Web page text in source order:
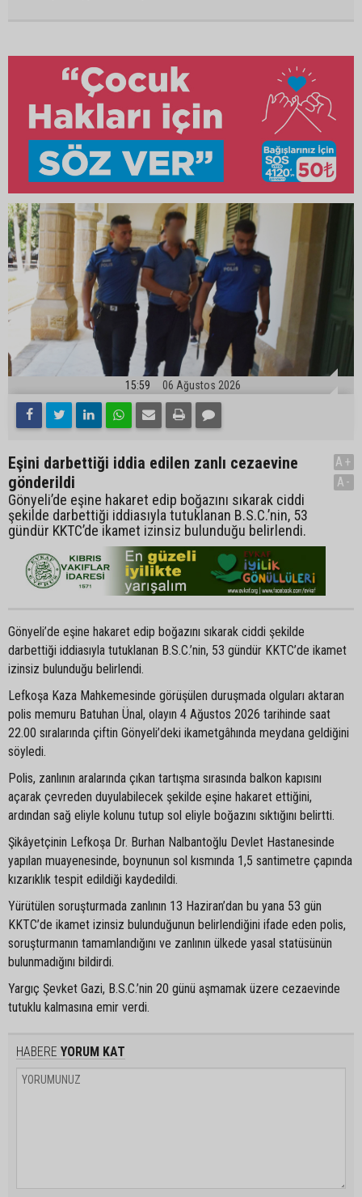
15:59 06 Ağustos 2026
Eşini darbettiği iddia edilen zanlı cezaevine
gönderildi
Gönyeli’de eşine hakaret edip boğazını sıkarak ciddi
şekilde darbettiği iddiasıyla tutuklanan B.S.C.’nin, 53
gündür KKTC’de ikamet izinsiz bulunduğu belirlendi.
A+
A-
Gönyeli’de eşine hakaret edip boğazını sıkarak ciddi şekilde
darbettiği iddiasıyla tutuklanan B.S.C.’nin, 53 gündür KKTC’de ikamet
izinsiz bulunduğu belirlendi.
Lefkoşa Kaza Mahkemesinde görüşülen duruşmada olguları aktaran
polis memuru Batuhan Ünal, olayın 4 Ağustos 2026 tarihinde saat
22.00 sıralarında çiftin Gönyeli’deki ikametgâhında meydana geldiğini
söyledi.
Polis, zanlının aralarında çıkan tartışma sırasında balkon kapısını
açarak çevreden duyulabilecek şekilde eşine hakaret ettiğini,
ardından sağ eliyle kolunu tutup sol eliyle boğazını sıktığını belirtti.
Şikâyetçinin Lefkoşa Dr. Burhan Nalbantoğlu Devlet Hastanesinde
yapılan muayenesinde, boynunun sol kısmında 1,5 santimetre çapında
kızarıklık tespit edildiği kaydedildi.
Yürütülen soruşturmada zanlının 13 Haziran’dan bu yana 53 gün
KKTC’de ikamet izinsiz bulunduğunun belirlendiğini ifade eden polis,
soruşturmanın tamamlandığını ve zanlının ülkede yasal statüsünün
bulunmadığını bildirdi.
Yargıç Şevket Gazi, B.S.C.’nin 20 günü aşmamak üzere cezaevinde
tutuklu kalmasına emir verdi.
HABERE YORUM KAT